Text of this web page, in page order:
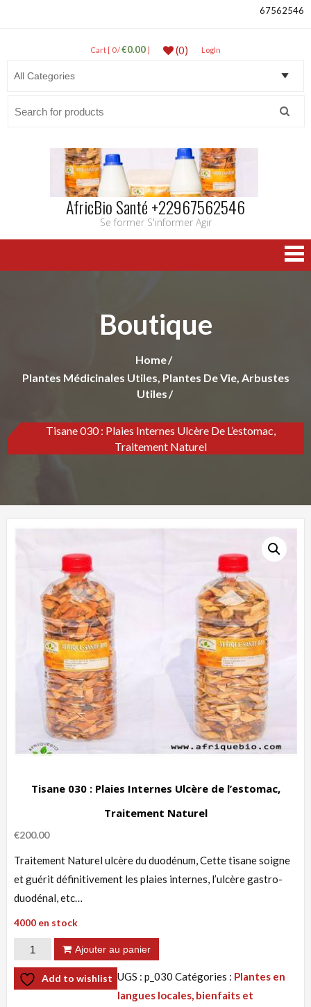
67562546
Cart [ 0 /€0.00] (0) LogIn
AfricBio Santé +22967562546
Se former S'informer Agir
Boutique
Home
Plantes Médicinales Utiles, Plantes De Vie, Arbustes
Utiles
Tisane 030 : Plaies Internes Ulcère De L’estomac,
Traitement Naturel
Tisane 030 : Plaies Internes Ulcère de l’estomac,
Traitement Naturel
€200.00
Traitement Naturel ulcère du duodénum, Cette tisane soigne
et guérit définitivement les plaies internes, l’ulcère gastro-
duodénal, etc…
4000 en stock
quantité
de
Tisane 030
Ajouter au panier
Add to wishlist UGS : p_030 Catégories : Plantes en
langues locales, bienfaits et